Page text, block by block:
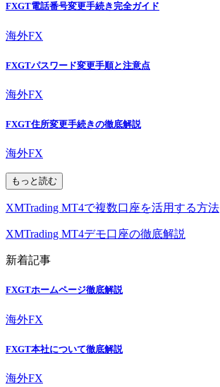
FXGT電話番号変更手続き完全ガイド
海外FX
FXGTパスワード変更手順と注意点
海外FX
FXGT住所変更手続きの徹底解説
海外FX
もっと読む
XMTrading MT4で複数口座を活用する方法
XMTrading MT4デモ口座の徹底解説
新着記事
FXGTホームページ徹底解説
海外FX
FXGT本社について徹底解説
海外FX